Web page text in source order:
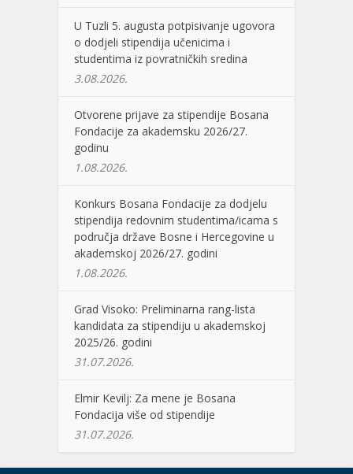
U Tuzli 5. augusta potpisivanje ugovora
o dodjeli stipendija učenicima i
studentima iz povratničkih sredina
3.08.2026.
Otvorene prijave za stipendije Bosana
Fondacije za akademsku 2026/27.
godinu
1.08.2026.
Konkurs Bosana Fondacije za dodjelu
stipendija redovnim studentima/icama s
područja države Bosne i Hercegovine u
akademskoj 2026/27. godini
1.08.2026.
Grad Visoko: Preliminarna rang-lista
kandidata za stipendiju u akademskoj
2025/26. godini
31.07.2026.
Elmir Kevilj: Za mene je Bosana
Fondacija više od stipendije
31.07.2026.